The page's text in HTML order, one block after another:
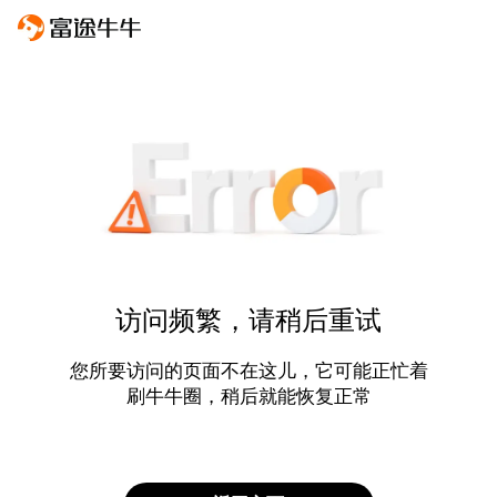
访问频繁，请稍后重试
您所要访问的页面不在这儿，它可能正忙着
刷牛牛圈，稍后就能恢复正常